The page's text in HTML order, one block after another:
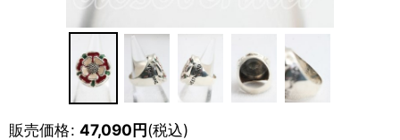
販売価格: 47,090円(税込)